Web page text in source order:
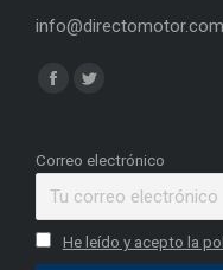
info@directomotor.com
Find us on:
Facebook
opens
window
Twitter
opens
window
Correo electrónico
He leído y acepto la